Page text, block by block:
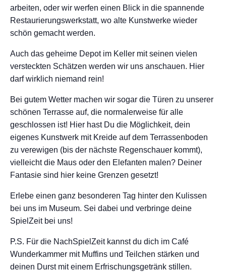
arbeiten, oder wir werfen einen Blick in die spannende
Restaurierungswerkstatt, wo alte Kunstwerke wieder
schön gemacht werden.
Auch das geheime Depot im Keller mit seinen vielen
versteckten Schätzen werden wir uns anschauen. Hier
darf wirklich niemand rein!
Bei gutem Wetter machen wir sogar die Türen zu unserer
schönen Terrasse auf, die normalerweise für alle
geschlossen ist! Hier hast Du die Möglichkeit, dein
eigenes Kunstwerk mit Kreide auf dem Terrassenboden
zu verewigen (bis der nächste Regenschauer kommt),
vielleicht die Maus oder den Elefanten malen? Deiner
Fantasie sind hier keine Grenzen gesetzt!
Erlebe einen ganz besonderen Tag hinter den Kulissen
bei uns im Museum. Sei dabei und verbringe deine
SpielZeit bei uns!
P.S. Für die NachSpielZeit kannst du dich im Café
Wunderkammer mit Muffins und Teilchen stärken und
deinen Durst mit einem Erfrischungsgetränk stillen.